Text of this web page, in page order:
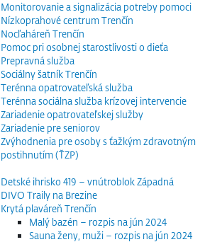
Monitorovanie a signalizácia potreby pomoci
Nízkoprahové centrum Trenčín
Nocľaháreň Trenčín
Pomoc pri osobnej starostlivosti o dieťa
Prepravná služba
Sociálny šatník Trenčín
Terénna opatrovateľská služba
Terénna sociálna služba krízovej intervencie
Zariadenie opatrovateľskej služby
Zariadenie pre seniorov
Zvýhodnenia pre osoby s ťažkým zdravotným
postihnutím (ŤZP)
Detské ihrisko 419 – vnútroblok Západná
DIVO Traily na Brezine
Krytá plaváreň Trenčín
Malý bazén – rozpis na jún 2024
Sauna ženy, muži – rozpis na jún 2024